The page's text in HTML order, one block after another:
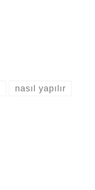
nasıl yapılır